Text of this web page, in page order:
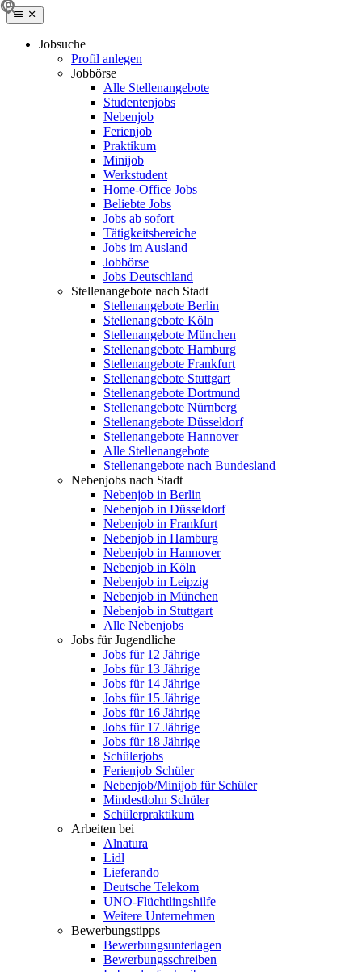
Jobsuche
Profil anlegen
Jobbörse
Alle Stellenangebote
Studentenjobs
Nebenjob
Ferienjob
Praktikum
Minijob
Werkstudent
Home-Office Jobs
Beliebte Jobs
Jobs ab sofort
Tätigkeitsbereiche
Jobs im Ausland
Jobbörse
Jobs Deutschland
Stellenangebote nach Stadt
Stellenangebote Berlin
Stellenangebote Köln
Stellenangebote München
Stellenangebote Hamburg
Stellenangebote Frankfurt
Stellenangebote Stuttgart
Stellenangebote Dortmund
Stellenangebote Nürnberg
Stellenangebote Düsseldorf
Stellenangebote Hannover
Alle Stellenangebote
Stellenangebote nach Bundesland
Nebenjobs nach Stadt
Nebenjob in Berlin
Nebenjob in Düsseldorf
Nebenjob in Frankfurt
Nebenjob in Hamburg
Nebenjob in Hannover
Nebenjob in Köln
Nebenjob in Leipzig
Nebenjob in München
Nebenjob in Stuttgart
Alle Nebenjobs
Jobs für Jugendliche
Jobs für 12 Jährige
Jobs für 13 Jährige
Jobs für 14 Jährige
Jobs für 15 Jährige
Jobs für 16 Jährige
Jobs für 17 Jährige
Jobs für 18 Jährige
Schülerjobs
Ferienjob Schüler
Nebenjob/Minijob für Schüler
Mindestlohn Schüler
Schülerpraktikum
Arbeiten bei
Alnatura
Lidl
Lieferando
Deutsche Telekom
UNO-Flüchtlingshilfe
Weitere Unternehmen
Bewerbungstipps
Bewerbungsunterlagen
Bewerbungsschreiben